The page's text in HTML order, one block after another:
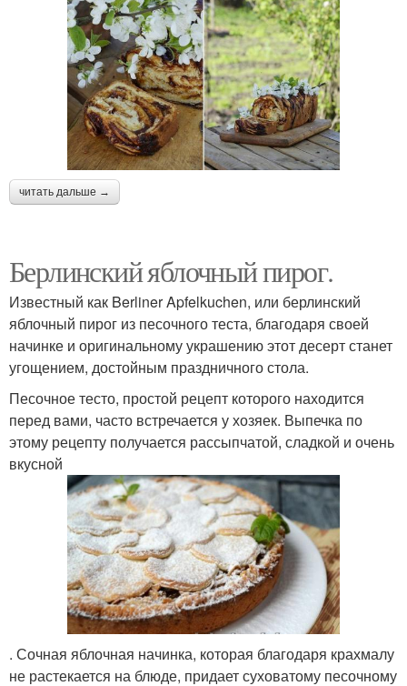
читать дальше →
Берлинский яблочный пирог.
Известный как Berliner Apfelkuchen, или берлинский
яблочный пирог из песочного теста, благодаря своей
начинке и оригинальному украшению этот десерт станет
угощением, достойным праздничного стола.
Песочное тесто, простой рецепт которого находится
перед вами, часто встречается у хозяек. Выпечка по
этому рецепту получается рассыпчатой, сладкой и очень
вкусной
. Сочная яблочная начинка, которая благодаря крахмалу
не растекается на блюде, придает суховатому песочному